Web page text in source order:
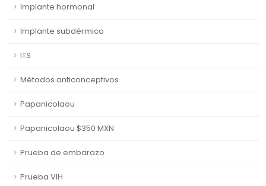
Implante hormonal
Implante subdérmico
ITS
Métodos anticonceptivos
Papanicolaou
Papanicolaou $350 MXN
Prueba de embarazo
Prueba VIH